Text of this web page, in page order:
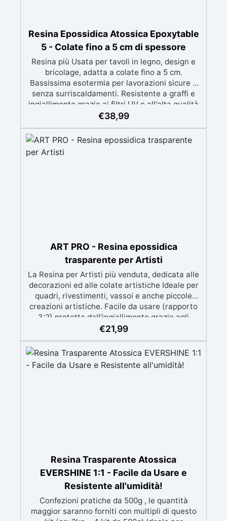
Resina Epossidica Atossica Epoxytable
5 - Colate fino a 5 cm di spessore
Resina più Usata per tavoli in legno, design e
bricolage, adatta a colate fino a 5 cm.
Bassissima esotermia per lavorazioni sicure e
senza surriscaldamenti. Resistente a graffi e
ingiallimento grazie ai filtri UV e all'alta qualità
meccanica. Bassa viscosità per eliminare bolle
BPA/VOC free e certificata per il contatto
prolungato con la pelle.
€38,99
ART PRO - Resina epossidica
trasparente per Artisti
La Resina per Artisti più venduta, dedicata alle
decorazioni ed alle colate artistiche Ideale per
quadri, rivestimenti, vassoi e anche piccole
creazioni artistiche. Facile da usare (rapporto
3:2) protetta dall’ingiallimento grazie agli
speciali filtri UV Formula densa : non cola via,
in 12-24h garantendo una superficie lucida e
brillante
€21,99
Resina Trasparente Atossica
EVERSHINE 1:1 - Facile da Usare e
Resistente all'umidità!
Confezioni pratiche da 500g , le quantità
maggior saranno forniti con multipli di questo